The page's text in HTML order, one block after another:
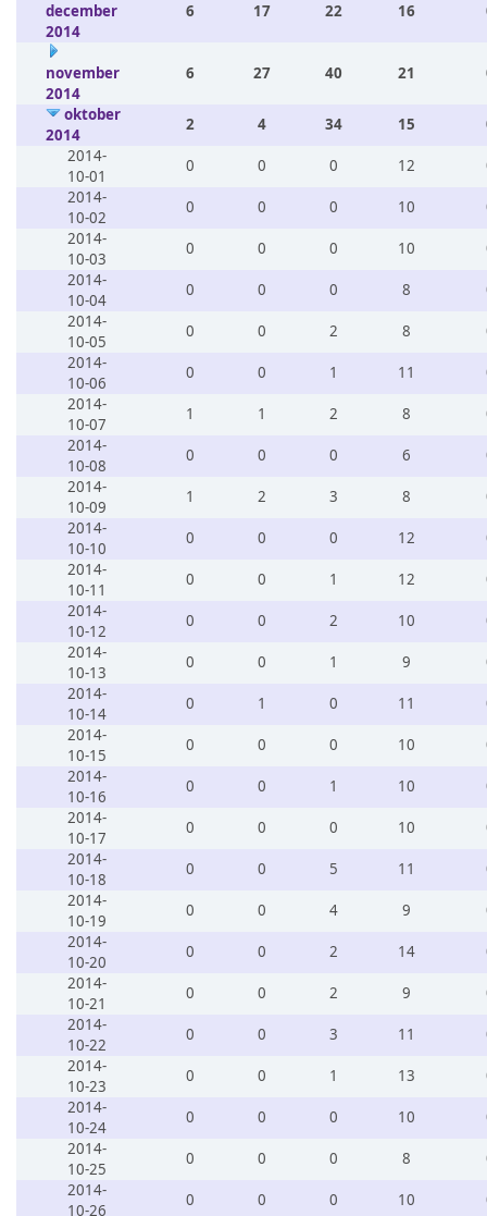
december
2014
6 17 22 16
november
2014
6 27 40 21
oktober
2014
2 4 34 15
2014-
10-01
0 0 0 12
2014-
10-02
0 0 0 10
2014-
10-03
0 0 0 10
2014-
10-04
0 0 0 8
2014-
10-05
0 0 2 8
2014-
10-06
0 0 1 11
2014-
10-07
1 1 2 8
2014-
10-08
0 0 0 6
2014-
10-09
1 2 3 8
2014-
10-10
0 0 0 12
2014-
10-11
0 0 1 12
2014-
10-12
0 0 2 10
2014-
10-13
0 0 1 9
2014-
10-14
0 1 0 11
2014-
10-15
0 0 0 10
2014-
10-16
0 0 1 10
2014-
10-17
0 0 0 10
2014-
10-18
0 0 5 11
2014-
10-19
0 0 4 9
2014-
10-20
0 0 2 14
2014-
10-21
0 0 2 9
2014-
10-22
0 0 3 11
2014-
10-23
0 0 1 13
2014-
10-24
0 0 0 10
2014-
10-25
0 0 0 8
2014-
10-26
0 0 0 10